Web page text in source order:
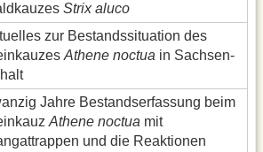
Strix aluco
zur Bestandssituation des
Athene noctua in Sachsen-
Jahre Bestandserfassung beim
Athene noctua mit
und die Reaktionen